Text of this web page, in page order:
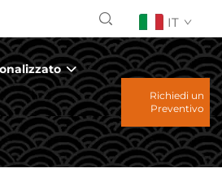
IT
Richiedi un
Preventivo